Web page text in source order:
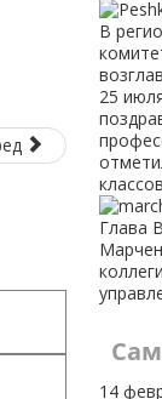
В
25
классов
Глава
14